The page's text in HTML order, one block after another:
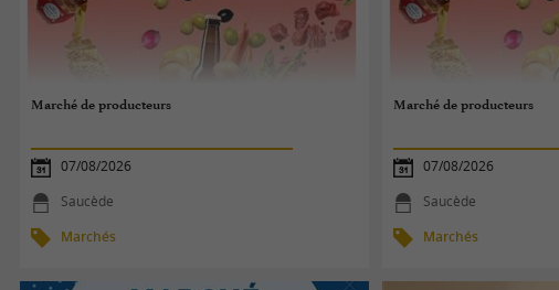
Marché de producteurs
07/08/2026
Saucède
Marchés
Marché de producteurs
07/08/2026
Saucède
Marchés